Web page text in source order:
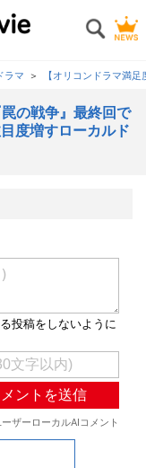
ラマ 【オリコンドラマ満
の戦争』最終回で
度増すローカルド